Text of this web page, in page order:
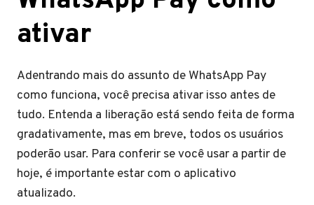
ativar
Adentrando mais do assunto de WhatsApp Pay
como funciona, você precisa ativar isso antes de
tudo. Entenda a liberação está sendo feita de forma
gradativamente, mas em breve, todos os usuários
poderão usar. Para conferir se você usar a partir de
hoje, é importante estar com o aplicativo
atualizado.